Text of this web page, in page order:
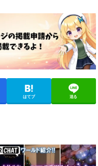
はてブ 送る